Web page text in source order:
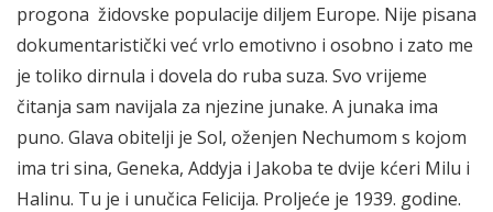
progona židovske populacije diljem Europe. Nije pisana
dokumentaristički već vrlo emotivno i osobno i zato me
je toliko dirnula i dovela do ruba suza. Svo vrijeme
čitanja sam navijala za njezine junake. A junaka ima
puno. Glava obitelji je Sol, oženjen Nechumom s kojom
ima tri sina, Geneka, Addyja i Jakoba te dvije kćeri Milu i
Halinu. Tu je i unučica Felicija. Proljeće je 1939. godine.